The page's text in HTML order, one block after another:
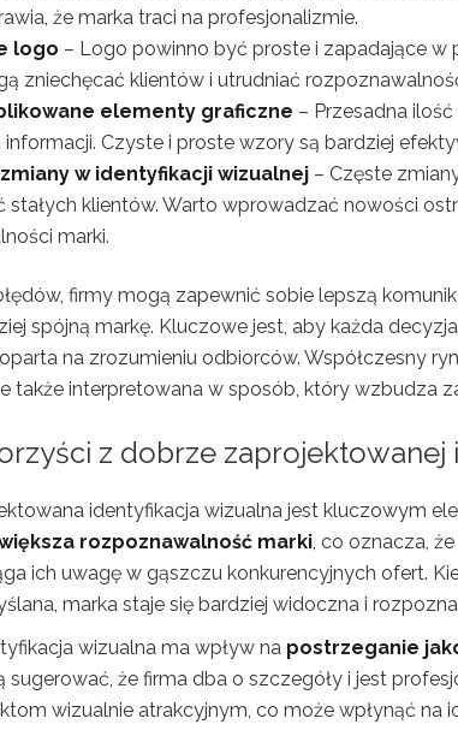
że marka traci na profesjonalizmie.
logo – Logo powinno być proste i zapadające w
zniechęcać klientów i utrudniać
elementy graficzne – Przesadna
Czyste i proste wzory są bardziej
w identyfikacji wizualnej – Częste
klientów. Warto wprowadzać nowości
marki.
firmy mogą zapewnić sobie lepszą
spójną markę. Kluczowe jest, aby każda
na zrozumieniu odbiorców. Współczesny
także interpretowana w sposób, który wzbudza
z dobrze zaprojektowanej
identyfikacja wizualna jest kluczowym
rozpoznawalność marki, co oznacza,
ich uwagę w gąszczu konkurencyjnych ofert.
marka staje się bardziej widoczna i
wizualna ma wpływ na postrzeganie
sugerować, że firma dba o szczegóły i jest
wizualnie atrakcyjnym, co może wpłynąć na